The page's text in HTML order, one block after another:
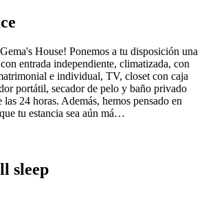
House! Ponemos a tu disposición una
entrada independiente, climatizada, con
e individual, TV, closet con caja
portátil, secador de pelo y baño privado
24 horas. Además, hemos pensado en
tu estancia sea aún má…
sleep